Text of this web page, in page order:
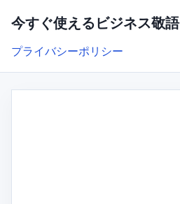
今すぐ使えるビジネス敬語
プライバシーポリシー